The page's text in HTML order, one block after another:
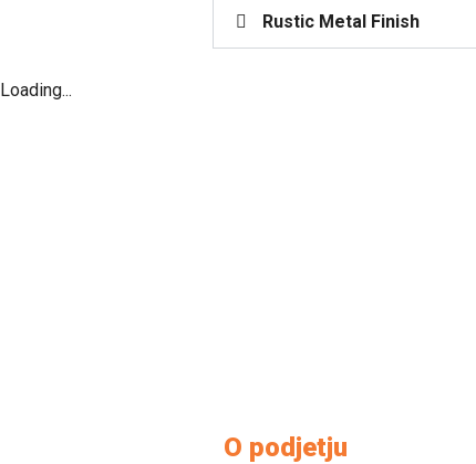
Rustic Metal Finish
O podjetju
Loading...